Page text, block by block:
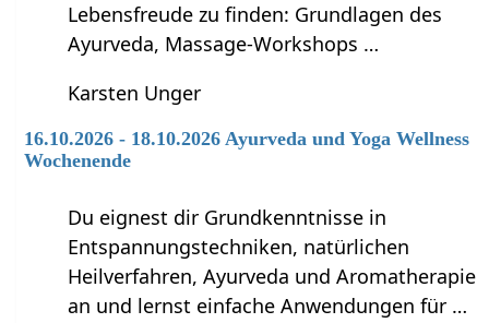
Lebensfreude zu finden: Grundlagen des
Ayurveda, Massage-Workshops …
Karsten Unger
16.10.2026 - 18.10.2026 Ayurveda und Yoga Wellness
Wochenende
Du eignest dir Grundkenntnisse in
Entspannungstechniken, natürlichen
Heilverfahren, Ayurveda und Aromatherapie
an und lernst einfache Anwendungen für …